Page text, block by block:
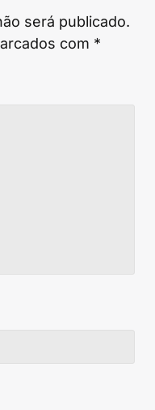
será publicado.
com *